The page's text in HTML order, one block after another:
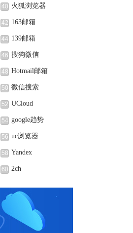
心
40 火狐浏览器
42 163邮箱
44 139邮箱
46 搜狗微信
48 Hotmail邮箱
50 微信搜索
52 UCloud
54 google趋势
56 uc浏览器
58 Yandex
60 2ch